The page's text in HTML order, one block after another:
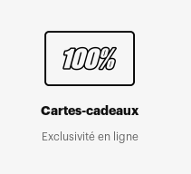
Cartes-cadeaux
Exclusivité en ligne